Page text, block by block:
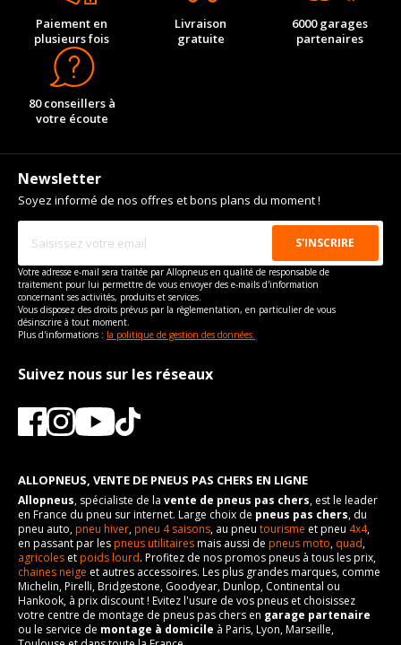
Paiement en
plusieurs fois
Livraison
gratuite
6000 garages
partenaires
80 conseillers à
votre écoute
Newsletter
Soyez informé de nos offres et bons plans du moment !
Votre adresse e-mail sera traitée par Allopneus en qualité de responsable de
traitement pour lui permettre de vous envoyer des e-mails d'information
concernant ses activités, produits et services.
Vous disposez des droits prévus par la règlementation, en particulier de vous
désinscrire à tout moment.
Plus d'informations : la politique de gestion des données.
Suivez nous sur les réseaux
ALLOPNEUS, VENTE DE PNEUS PAS CHERS EN LIGNE
Allopneus, spécialiste de la vente de pneus pas chers, est le leader
en France du pneu sur internet. Large choix de pneus pas chers, du
pneu auto,pneu hiver,pneu 4 saisons, au pneu tourisme et pneu 4x4,
en passant par lespneus utilitairesmais aussi de pneus moto, quad,
agricoles etpoids lourd. Profitez de nos promos pneus à tous les prix,
chaines neige et autres accessoires. Les plus grandes marques, comme
Michelin, Pirelli, Bridgestone, Goodyear, Dunlop, Continental ou
Hankook, à prix discount ! Evitez l'usure de vos pneus et choisissez
votre centre de montage de pneus pas chers en garage partenaire
ou le service de montage à domicile à Paris, Lyon, Marseille,